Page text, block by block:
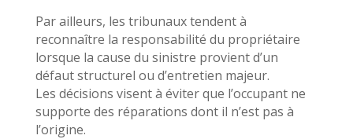
Par ailleurs, les tribunaux tendent à
reconnaître la responsabilité du propriétaire
lorsque la cause du sinistre provient d’un
défaut structurel ou d’entretien majeur.
Les décisions visent à éviter que l’occupant ne
supporte des réparations dont il n’est pas à
l’origine.